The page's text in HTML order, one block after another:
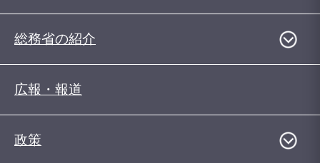
総務省の紹介
広報・報道
政策